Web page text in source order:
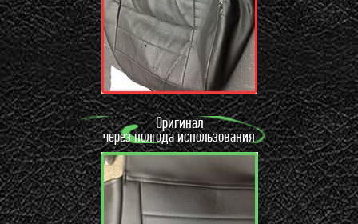
Оригинал
через полгода использования